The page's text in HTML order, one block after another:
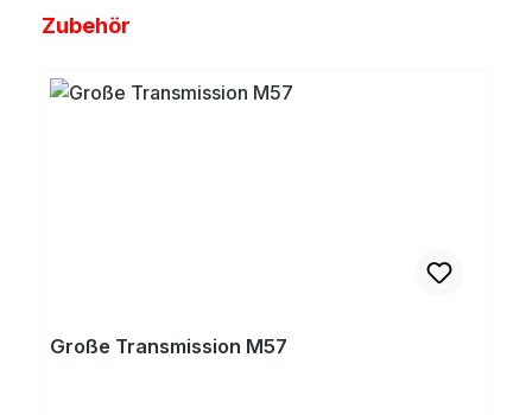
Produktgalerie überspringen
Zubehör
Große Transmission M57